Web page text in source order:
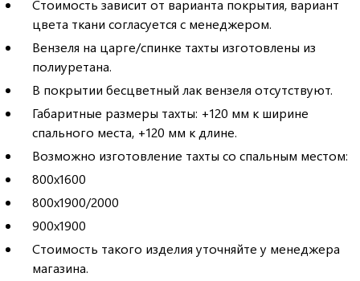
Стоимость зависит от варианта покрытия, вариант
цвета ткани согласуется с менеджером.
Вензеля на царге/спинке тахты изготовлены из
полиуретана.
В покрытии бесцветный лак вензеля отсутствуют.
Габаритные размеры тахты: +120 мм к ширине
спального места, +120 мм к длине.
Возможно изготовление тахты со спальным местом:
800х1600
800х1900/2000
900х1900
Стоимость такого изделия уточняйте у менеджера
магазина.